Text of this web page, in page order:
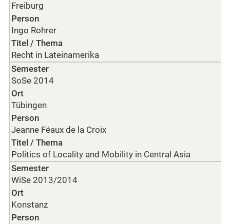
Freiburg
Person
Ingo Rohrer
Titel / Thema
Recht in Lateinamerika
Semester
SoSe 2014
Ort
Tübingen
Person
Jeanne Féaux de la Croix
Titel / Thema
Politics of Locality and Mobility in Central Asia
Semester
WiSe 2013/2014
Ort
Konstanz
Person